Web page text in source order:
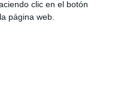
clic en el botón
página web.
planes de beneficios, 13